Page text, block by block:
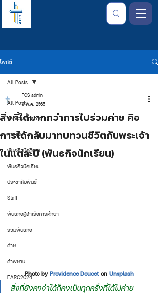
โพสต์
All Posts
จากใจเลขาธิการ
การเงิน
พันธกิจนักศึกษา
พันธกิจนักเรียน
ประชาสัมพันธ์
Staff
พันธกิจผู้สำเร็จการศึกษา
รวมพันธกิจ
ค่าย
คำพยาน
EARC2024
All Posts
สิ่งที่ได้มากกว่าการไปร่วมค่าย คือ
การได้กลับมาทบทวนชีวิตกับพระเจ้า
ในแต่ละปี (พันธกิจนักเรียน)
TCS admin
9 พ.ค. 2565
Photo by Providence Doucet on Unsplash
สิ่งที่ยังคงจำได้ก็คงเป็นทุกครั้งที่ได้ไปค่าย